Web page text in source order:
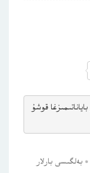
مىزغا قوشۇ
* بەلگىسى بارلار